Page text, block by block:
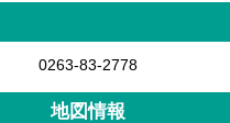
0263-83-2778
地図情報